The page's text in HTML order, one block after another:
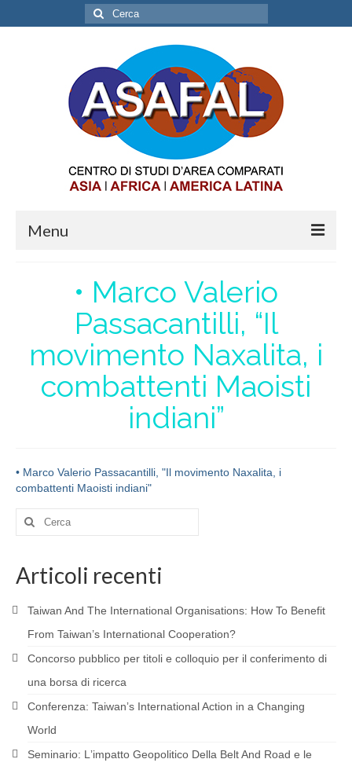
Cerca:
Menu
OPPORTUNITIES
INTERNSHIP
PARTNERSHIP
RESEARCH
MATERIALS
AFRICA
RESEARCH
EVENTS
• Marco Valerio
Passacantilli, “Il
movimento Naxalita, i
combattenti Maoisti
indiani”
• Marco Valerio Passacantilli, "Il movimento Naxalita, i
combattenti Maoisti indiani"
Cerca:
Articoli recenti
Taiwan And The International Organisations: How To Benefit
From Taiwan’s International Cooperation?
Concorso pubblico per titoli e colloquio per il conferimento di
una borsa di ricerca
Conferenza: Taiwanʼs International Action in a Changing
World
Seminario: Lʼimpatto Geopolitico Della Belt And Road e le